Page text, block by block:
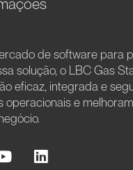
de software para
solução, o LBC Gas
eficaz, integrada e
operacionais e